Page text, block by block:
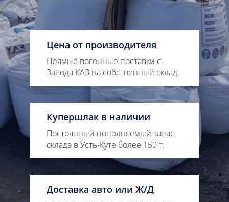
Цена от производителя
Прямые вогонные поставки с
Завода КАЗ на собственный склад.
Купершлак в наличии
Постоянный пополняемый запас
склада в Усть-Куте более 150 т.
Доставка авто или Ж/Д